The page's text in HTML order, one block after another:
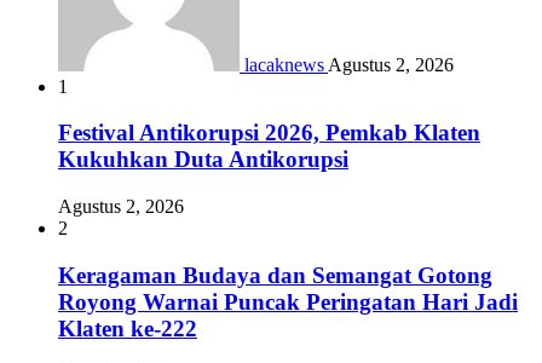
lacaknews Agustus 2, 2026
1
Festival Antikorupsi 2026, Pemkab Klaten
Kukuhkan Duta Antikorupsi
Agustus 2, 2026
2
Keragaman Budaya dan Semangat Gotong
Royong Warnai Puncak Peringatan Hari Jadi
Klaten ke-222